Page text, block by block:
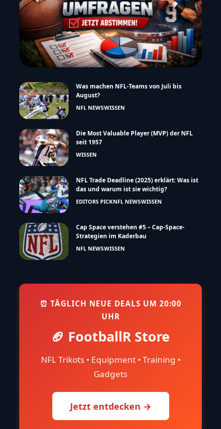
Was machen NFL-Teams von Juli bis
August?
NFL NEWSWISSEN
Die Most Valuable Player (MVP) der NFL
seit 1957
WISSEN
NFL Trade Deadline (2025) erklärt: Was ist
das und warum ist sie wichtig?
EDITORS PICKNFL NEWSWISSEN
Cap Space verstehen #5 – Cap-Space-
Strategien im Kaderbau
NFL NEWSWISSEN
⏰ TÄGLICH NEUE DEALS UM 20:00
UHR
🏈 FootballR Store
NFL Trikots • Equipment • Training •
Gadgets
Jetzt entdecken →